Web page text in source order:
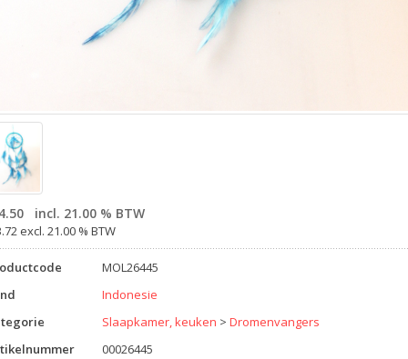
incl. 21.00 % BTW
excl. 21.00 % BTW
MOL26445
Indonesie
Slaapkamer, keuken > Dromenvangers
00026445